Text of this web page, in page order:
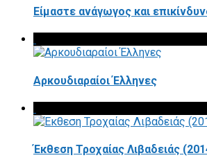
Είμαστε ανάγωγος και
Αρκουδιαραίοι Έλληνες
Έκθεση Τροχαίας Λιβαδειάς